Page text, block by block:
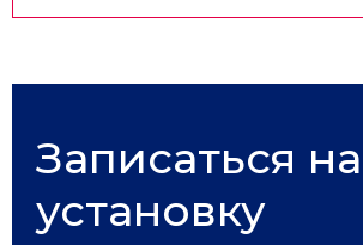
Записаться на
установку